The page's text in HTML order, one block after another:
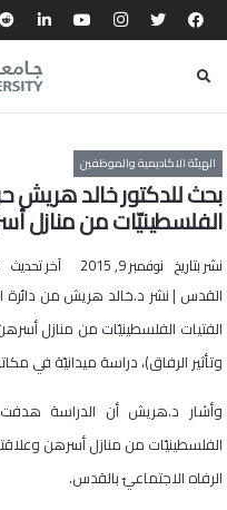
الهيئة الاكاديمية والموظفين
بحث للدكتور خالد هريش
الفلسطينيّات من منازل
نشر بتاريخ نوفمبر 9, 2015 آخر تحديث
القدس | نشر د.خالد هريش من دائرة
الفتيات الفلسطينيّات من منازل
وتأثير الرفاق)، دراسة ميدانيّة في
وأشار د.هريش أن الدراسة
الفلسطينيّات من منازل أسرهن
الرفاه الاجتماعيّ بالقدس.